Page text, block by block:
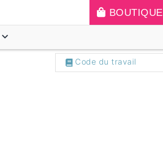
BOUTIQUE
Code du travail